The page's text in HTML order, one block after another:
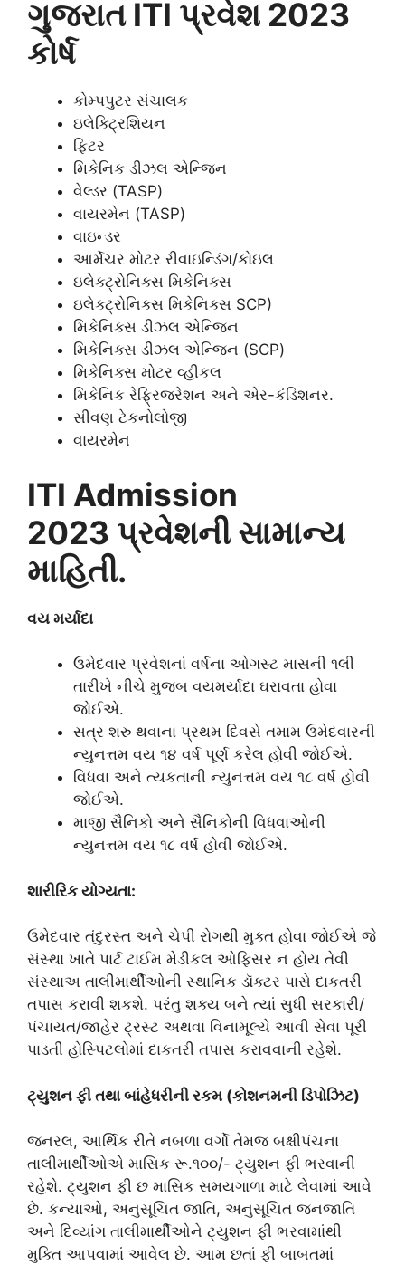
ગુજરાત ITI પ્રવેશ 2023
કોર્ષ
કોમ્પપુટર સંચાલક
ઇલેક્ટ્રિશિયન
ફિટર
મિકેનિક ડીઝલ એન્જિન
વેલ્ડર (TASP)
વાયરમેન (TASP)
વાઇન્ડર
આર્મેચર મોટર રીવાઇન્ડિંગ/કોઇલ
ઇલેક્ટ્રોનિક્સ મિકેનિક્સ
ઇલેક્ટ્રોનિક્સ મિકેનિક્સ SCP)
મિકેનિક્સ ડીઝલ એન્જિન
મિકેનિક્સ ડીઝલ એન્જિન (SCP)
મિકેનિક્સ મોટર વ્હીકલ
મિકેનિક રેફ્રિજરેશન અને એર-કંડિશનર.
સીવણ ટેકનોલોજી
વાયરમેન
ITI Admission
2023 પ્રવેશની સામાન્ય
માહિતી.
વય મર્યાદા
ઉમેદવાર પ્રવેશનાં વર્ષના ઓગસ્ટ માસની ૧લી
તારીખે નીચે મુજબ વયમર્યાદા ઘરાવતા હોવા
જોઈએ.
સત્ર શરુ થવાના પ્રથમ દિવસે તમામ ઉમેદવારની
ન્યુનત્તમ વય ૧૪ વર્ષ પૂર્ણ કરેલ હોવી જોઈએ.
વિધવા અને ત્યકતાની ન્યુનત્તમ વય ૧૮ વર્ષ હોવી
જોઈએ.
માજી સૈનિકો અને સૈનિકોની વિધવાઓની
ન્યુનત્તમ વય ૧૮ વર્ષ હોવી જોઈએ.
શારીરિક યોગ્યતા:
ઉમેદવાર તંદુરસ્ત અને ચેપી રોગથી મુક્ત હોવા જોઈએ જે
સંસ્થા ખાતે પાર્ટ ટાઈમ મેડીકલ ઓફિસર ન હોય તેવી
સંસ્થાઅ તાલીમાર્થીઓની સ્થાનિક ડૉક્ટર પાસે દાકતરી
તપાસ કરાવી શકશે. પરંતુ શક્ય બને ત્યાં સુધી સરકારી/
પંચાયત/જાહેર ટ્રસ્ટ અથવા વિનામૂલ્યે આવી સેવા પૂરી
પાડતી હોસ્પિટલોમાં દાકતરી તપાસ કરાવવાની રહેશે.
ટ્યુશન ફી તથા બાંહેધરીની રકમ (કોશનમની ડિપોઝિટ)
જનરલ, આર્થિક રીતે નબળા વર્ગો તેમજ બક્ષીપંચના
તાલીમાર્થીઓએ માસિક રૂ.૧૦૦/- ટ્યુશન ફી ભરવાની
રહેશે. ટ્યુશન ફી છ માસિક સમયગાળા માટે લેવામાં આવે
છે. કન્યાઓ, અનુસૂચિત જાતિ, અનુસૂચિત જનજાતિ
અને દિવ્યાંગ તાલીમાર્થીઓને ટ્યુશન ફી ભરવામાંથી
મુક્તિ આપવામાં આવેલ છે. આમ છતાં ફી બાબતમાં